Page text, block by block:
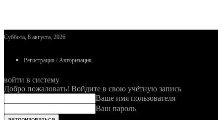
Суббота, 8 августа, 2026
Регистрация / Авторизация
войти в систему
Добро пожаловать! Войдите в свою учётную запись
Ваше имя пользователя
Ваш пароль